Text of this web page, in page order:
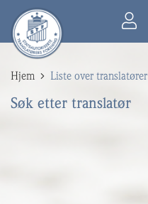
Hjem Liste over translatører
Søk etter translatør